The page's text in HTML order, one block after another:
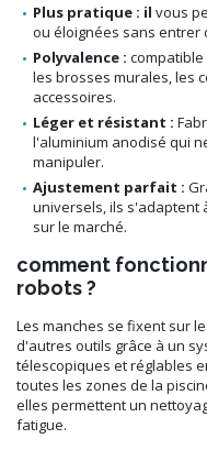
Plus pratique : il vous
ou éloignées sans entrer
Polyvalence : compatible
les brosses murales, les
accessoires.
Léger et résistant :
l'aluminium anodisé qui
manipuler.
Ajustement parfait :
universels, ils s'adaptent
sur le marché.
comment
robots ?
Les manches se fixent sur
d'autres outils grâce à un
télescopiques et réglables
toutes les zones de la
elles permettent un
fatigue.